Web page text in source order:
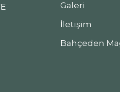
Galeri
İletişim
Bahçeden